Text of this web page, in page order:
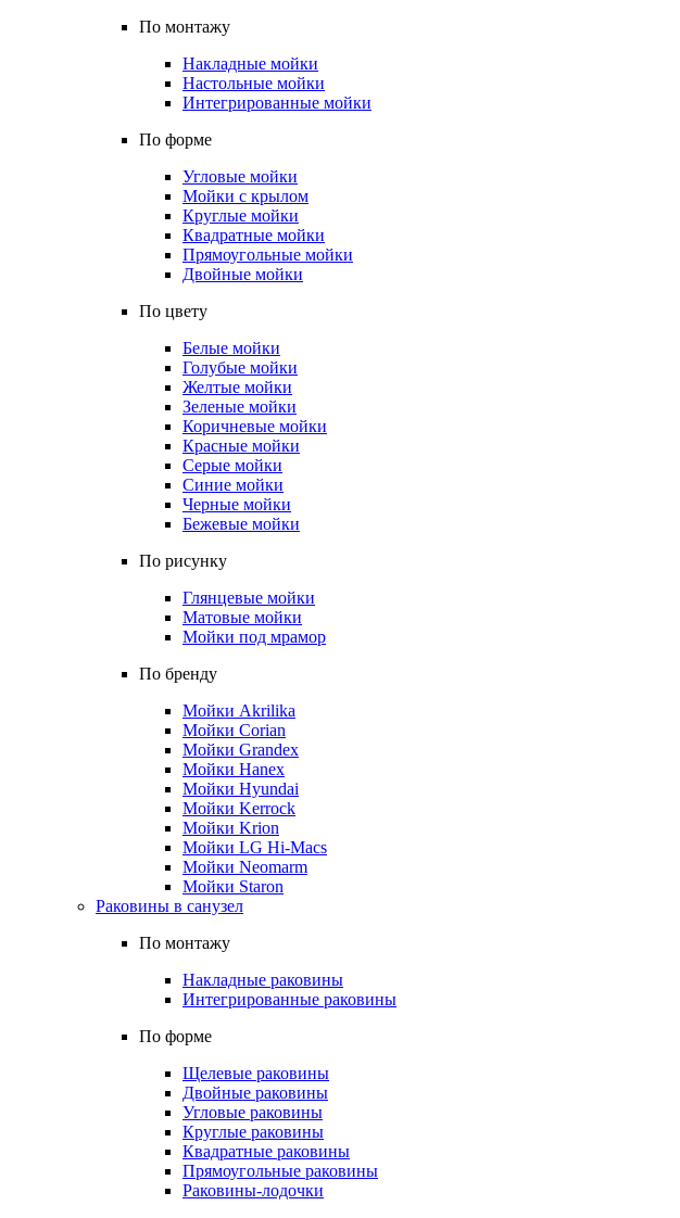
По монтажу
Накладные мойки
Настольные мойки
Интегрированные мойки
По форме
Угловые мойки
Мойки с крылом
Круглые мойки
Квадратные мойки
Прямоугольные мойки
Двойные мойки
По цвету
Белые мойки
Голубые мойки
Желтые мойки
Зеленые мойки
Коричневые мойки
Красные мойки
Серые мойки
Синие мойки
Черные мойки
Бежевые мойки
По рисунку
Глянцевые мойки
Матовые мойки
Мойки под мрамор
По бренду
Мойки Akrilika
Мойки Corian
Мойки Grandex
Мойки Hanex
Мойки Hyundai
Мойки Kerrock
Мойки Krion
Мойки LG Hi-Macs
Мойки Neomarm
Мойки Staron
Раковины в санузел
По монтажу
Накладные раковины
Интегрированные раковины
По форме
Щелевые раковины
Двойные раковины
Угловые раковины
Круглые раковины
Квадратные раковины
Прямоугольные раковины
Раковины-лодочки